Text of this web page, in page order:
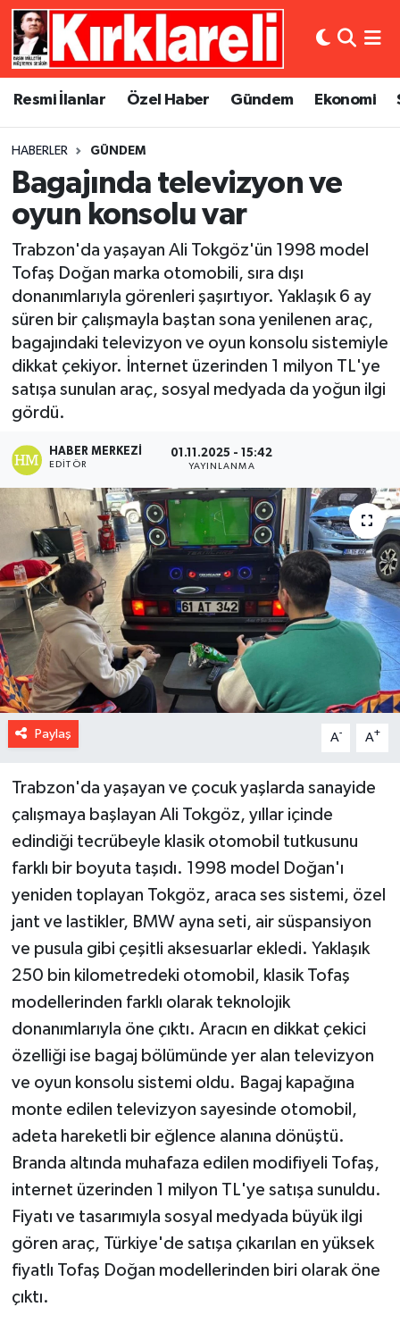
Resmi İlanlar Özel Haber Gündem Ekonomi
HABERLER GÜNDEM
Bagajında televizyon ve
oyun konsolu var
Trabzon'da yaşayan Ali Tokgöz'ün 1998 model
Tofaş Doğan marka otomobili, sıra dışı
donanımlarıyla görenleri şaşırtıyor. Yaklaşık 6 ay
süren bir çalışmayla baştan sona yenilenen araç,
bagajındaki televizyon ve oyun konsolu sistemiyle
dikkat çekiyor. İnternet üzerinden 1 milyon TL'ye
satışa sunulan araç, sosyal medyada da yoğun ilgi
gördü.
HABER MERKEZI
EDITÖR
01.11.2025 - 15:42
YAYINLANMA
Paylaş A- A+
Trabzon'da yaşayan ve çocuk yaşlarda sanayide
çalışmaya başlayan Ali Tokgöz, yıllar içinde
edindiği tecrübeyle klasik otomobil tutkusunu
farklı bir boyuta taşıdı. 1998 model Doğan'ı
yeniden toplayan Tokgöz, araca ses sistemi, özel
jant ve lastikler, BMW ayna seti, air süspansiyon
ve pusula gibi çeşitli aksesuarlar ekledi. Yaklaşık
250 bin kilometredeki otomobil, klasik Tofaş
modellerinden farklı olarak teknolojik
donanımlarıyla öne çıktı. Aracın en dikkat çekici
özelliği ise bagaj bölümünde yer alan televizyon
ve oyun konsolu sistemi oldu. Bagaj kapağına
monte edilen televizyon sayesinde otomobil,
adeta hareketli bir eğlence alanına dönüştü.
Branda altında muhafaza edilen modifiyeli Tofaş,
internet üzerinden 1 milyon TL'ye satışa sunuldu.
Fiyatı ve tasarımıyla sosyal medyada büyük ilgi
gören araç, Türkiye'de satışa çıkarılan en yüksek
fiyatlı Tofaş Doğan modellerinden biri olarak öne
çıktı.
Resmi İlanlar
Gündem
Ekonomi
Siyaset
Spor
Asayiş
Dünya
Eğitim
Kültür Sanat
Magazin
Medya
Sağlık
Künye
Gizlilik Sözleşmesi
Merkez Nöbetçi Eczaneler
Merkez Trafik Yoğunluk Haritası
Süper Lig Puan Durumu ve Fikstür
Tüm Manşetler
Son Dakika Haberleri
Haber Arşivi